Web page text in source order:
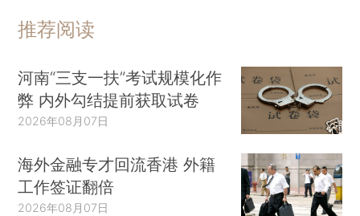
推荐阅读
河南“三支一扶”考试规模化作
弊 内外勾结提前获取试卷
2026年08月07日
海外金融专才回流香港 外籍
工作签证翻倍
2026年08月07日